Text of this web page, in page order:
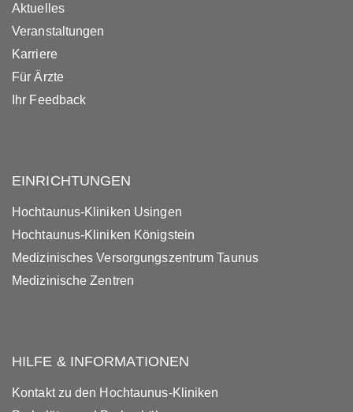
Aktuelles
Veranstaltungen
Karriere
Für Ärzte
Ihr Feedback
EINRICHTUNGEN
Hochtaunus-Kliniken Usingen
Hochtaunus-Kliniken Königstein
Medizinisches Versorgungszentrum Taunus
Medizinische Zentren
HILFE & INFORMATIONEN
Kontakt zu den Hochtaunus-Kliniken